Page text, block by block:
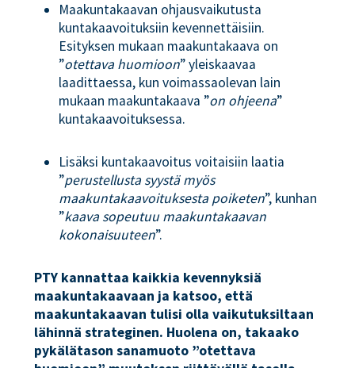
Maakuntakaavan ohjausvaikutusta
kuntakaavoituksiin kevennettäisiin.
Esityksen mukaan maakuntakaava on
”otettava huomioon” yleiskaavaa
laadittaessa, kun voimassaolevan lain
mukaan maakuntakaava ”on ohjeena”
kuntakaavoituksessa.
Lisäksi kuntakaavoitus voitaisiin laatia
”perustellusta syystä myös
maakuntakaavoituksesta poiketen”, kunhan
”kaava sopeutuu maakuntakaavan
kokonaisuuteen”.
PTY kannattaa kaikkia kevennyksiä
maakuntakaavaan ja katsoo, että
maakuntakaavan tulisi olla vaikutuksiltaan
lähinnä strateginen. Huolena on, takaako
pykälätason sanamuoto ”otettava